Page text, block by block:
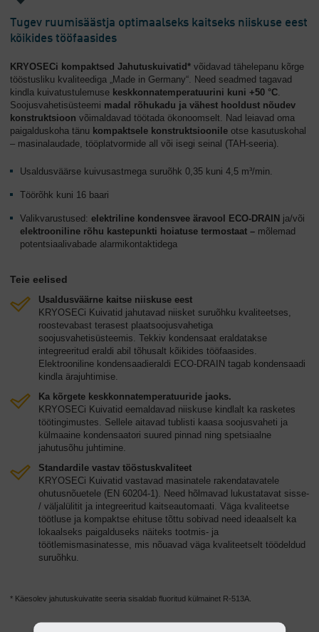
Tugev ruumisäästja optimaalseks kaitseks niiskuse eest
kõikides tööfaasides
KRYOSECi kompaktsed Jahutuskuivatid* võidavad tähelepanu kõrge
tööstusliku kvaliteediga „Made in Germany“. Need seadmed tagavad
kindla kuivatustulemuse keskkonnatemperatuurini kuni +50 °C.
Soojusvahetisüsteemi madal rõhukadu ja vähest hooldust nõudev
konstruktsioon võimaldavad töötada ökonoomselt. Nad leiavad oma
paigalduskoha tänu kompaktsele konstruktsioonile otse kasutuskohal
– masinalaudade, tööplatvormide all või isegi seinal (TAH-seeria).
Usaldusväärse kuivusastmega suruõhk 0,35 kuni 4,5 m³/min.
Töörõhk kuni 16 baari
Valikvarustused: elektriline kondensvee äravool ECO-DRAIN ja/või
elektrooniline rõhu kastepunkti hoiatuse termostaat – mõlemad
potentsiaalivabade alarmikontaktidega
Teie eelised
Usaldusväärne kaitse niiskuse eest
KRYOSECi Kuivatid jahutavad niisket suruõhku kvaliteetses,
roostevabast terasest plaatsoojusvahetiga
soojusvahetisüsteemis. Tekkiv kondensaat eraldatakse
integreeritud eraldi abil tõhusalt kõikides tööfaasides.
Elektrooniline kondensaadieraldi ECO-DRAIN tagab kondensaadi
kindla ärajuhtimise.
Ka kõrgete keskkonnatemperatuuride jaoks.
KRYOSECi Kuivatid eemaldavad niiskuse kindlalt ka rasketes
töötingimustes. Sellele aitavad tublisti kaasa soojusvaheti ja
külmaaine kondensaatori suured pinnad ning spetsiaalne
jahutusõhu juhtimine.
Standardile vastav tööstuskvaliteet
KRYOSECi Kuivatid vastavad masinatele rakendatavatele
ohutusnõuetele (EN 60204-1). Need hõlmavad lukustatavat sisse-
/ väljalülitit ja integreeritud kaitseautomaati. Väga kvaliteetse
töötluse ja kompaktse ehituse tõttu sobivad need ideaalselt ka
lokaalseks paigalduseks näiteks tootmis- ja
töötlemismasinatesse, mis nõuavad väga kvaliteetselt töödeldud
suruõhku.
* Käesolev jahutuskuivatite seeria sisaldab fluoritud külmainet R-513A.